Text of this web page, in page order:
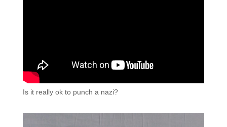
Is it really ok to punch a nazi?